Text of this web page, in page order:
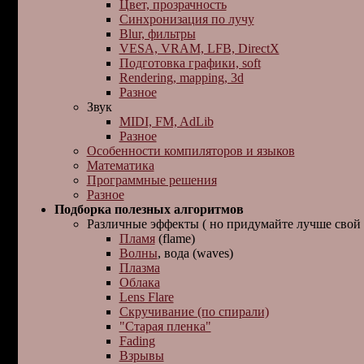
Цвет, прозрачность
Синхронизация по лучу
Blur, фильтры
VESA, VRAM, LFB, DirectX
Подготовка графики, soft
Rendering, mapping, 3d
Разное
Звук
MIDI, FM, AdLib
Разное
Особенности компиляторов и языков
Математика
Программные решения
Разное
Подбоpка полезных алгоpитмов
Различные эффекты ( но придумайте лучше свой
Пламя(flame)
Волны, вода (waves)
Плазма
Облака
Lens Flare
Скручивание (по спирали)
"Старая пленка"
Fading
Взрывы